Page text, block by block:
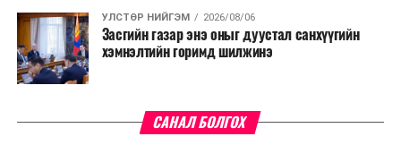
УЛСТӨР НИЙГЭМ 2026/08/06
Засгийн газар энэ оныг дуустал санхүүгийн
хэмнэлтийн горимд шилжинэ
САНАЛ БОЛГОХ